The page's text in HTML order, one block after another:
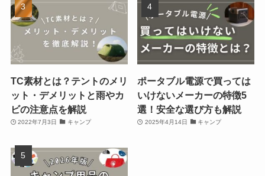
TC素材とは？テントのメリ
ット・デメリットと雨やカ
ビの注意点を解説
2022年7月3日 キャンプ
ポータブル電源で買っては
いけないメーカーの特徴5
選！安全な選び方も解説
2025年4月14日 キャンプ